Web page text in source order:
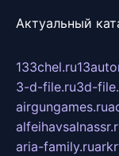
Актуальный
133chel.ru
3-d-file.ru3d-
airgungames.ru
aria-family.ru